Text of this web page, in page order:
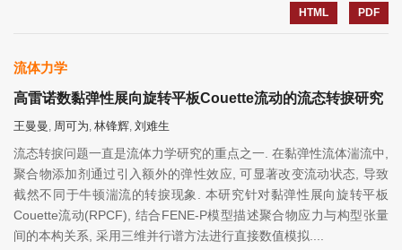
HTML PDF
流体力学
高雷诺数黏弹性展向旋转平板Couette流动的流态转捩研究
王曼曼, 周可为, 林锋辉, 刘难生
流态转捩问题一直是流体力学研究的重点之一. 在黏弹性流体湍流中,
聚合物添加剂通过引入额外的弹性效应, 可显著改变流动状态, 导致
截然不同于牛顿湍流的转捩现象. 本研究针对黏弹性展向旋转平板
Couette流动(RPCF), 结合FENE-P模型描述聚合物应力与构型张量
间的本构关系, 采用三维并行谱方法进行直接数值模拟....